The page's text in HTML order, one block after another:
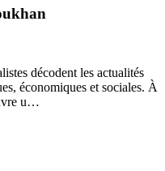
décodent les actualités
économiques et sociales. À
u…